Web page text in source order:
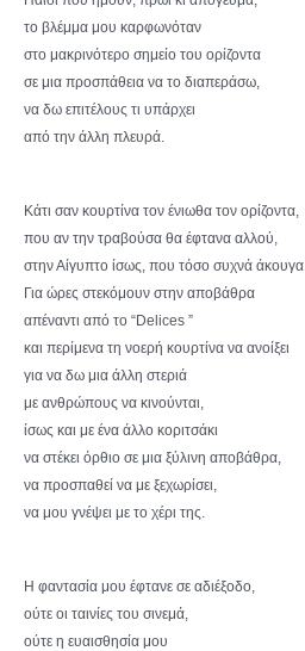
το βλέμμα μου καρφωνόταν
στο μακρινότερο σημείο του ορίζοντα
σε μια προσπάθεια να το διαπεράσω,
να δω επιτέλους τι υπάρχει
από την άλλη πλευρά.
Κάτι σαν κουρτίνα τον ένιωθα τον ορίζοντα,
που αν την τραβούσα θα έφτανα αλλού,
στην Αίγυπτο ίσως, που τόσο συχνά άκουγα.
Για ώρες στεκόμουν στην αποβάθρα
απέναντι από το “Delices ”
και περίμενα τη νοερή κουρτίνα να ανοίξει
για να δω μια άλλη στεριά
με ανθρώπους να κινούνται,
ίσως και με ένα άλλο κοριτσάκι
να στέκει όρθιο σε μια ξύλινη αποβάθρα,
να προσπαθεί να με ξεχωρίσει,
να μου γνέψει με το χέρι της.
Η φαντασία μου έφτανε σε αδιέξοδο,
ούτε οι ταινίες του σινεμά,
ούτε η ευαισθησία μου